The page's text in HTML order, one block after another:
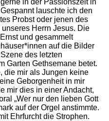
lauschte ich den
Probst oder jenen des
Herrn Jesus. Die
und gesammelt
auf die Bilder
des letzten
Garten Gethsemane betet.
die mir als Jungen keine
Geborgenheit in mir
mir dies in einer Andacht,
„Wer nur den lieben Gott
auf der Orgel anstimmte.
Ehrfurcht die Strophen.